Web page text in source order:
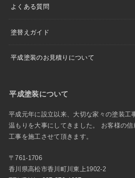
よくある質問
塗替えガイド
平成塗装のお見積りについて
平成塗装について
平成元年に設立以来、大切な家々の塗装工
温もりを大事にしてきました。 お客様の
工事を施工させて頂きます。
〒761-1706
香川県高松市香川町川東上1902-2